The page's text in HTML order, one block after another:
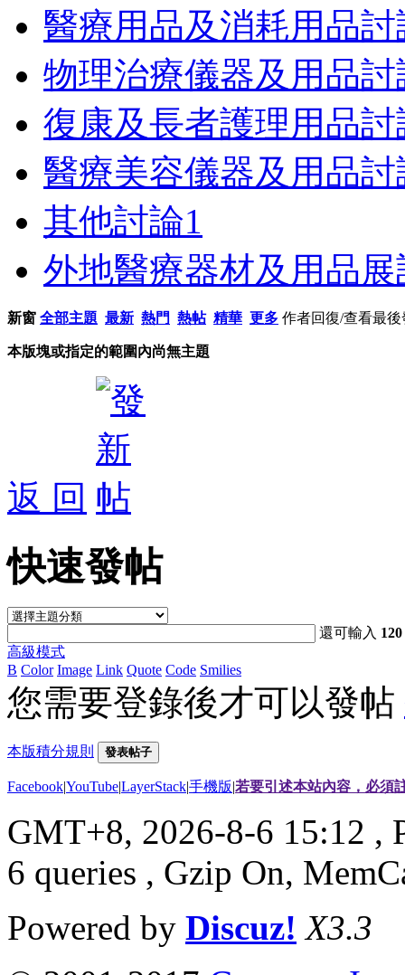
醫療用品及消耗用品討
物理治療儀器及用品討
復康及長者護理用品討
醫療美容儀器及用品討
其他討論1
外地醫療器材及用品展
新窗 全部主題 最新 熱門 熱帖 精華 更多 作者回復/查看最後
本版塊或指定的範圍內尚無主題
返 回
快速發帖
還可輸入 120
高級模式
B Color Image Link Quote Code Smilies
您需要登錄後才可以發帖
本版積分規則 發表帖子
Facebook|YouTube|LayerStack|手機版|若要引述本站內容，必須
GMT+8, 2026-8-6 15:12 ,
6 queries , Gzip On,
Powered by Discuz! X3.3